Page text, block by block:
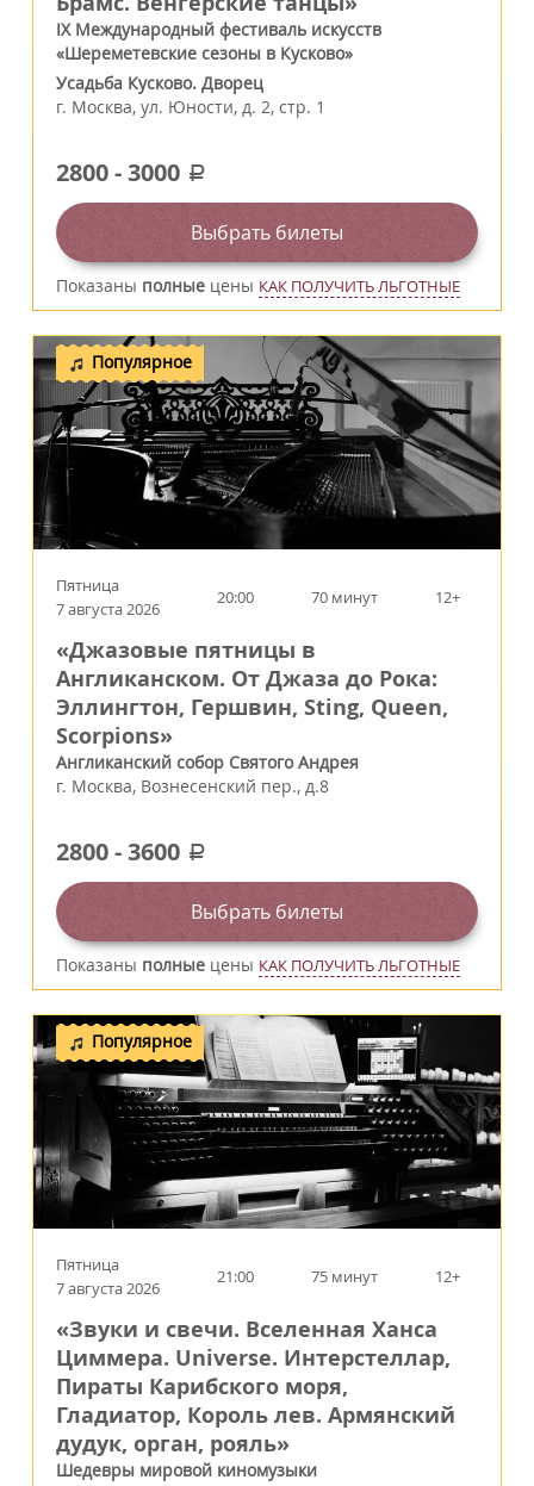
IX Международный фестиваль искусств
«Шереметевские сезоны в Кусково»
Усадьба Кусково. Дворец
г. Москва, ул. Юности, д. 2, стр. 1
2800-3000 a
Выбрать билеты
Показаны полные цены КАК ПОЛУЧИТЬ ЛЬГОТНЫЕ
Популярное
Пятница
7 августа 2026
20:00 70 минут 12+
«Джазовые пятницы в
Англиканском. От Джаза до Рока:
Эллингтон, Гершвин, Sting, Queen,
Scorpions»
Англиканский собор Святого Андрея
г. Москва, Вознесенский пер., д.8
2800-3600 a
Выбрать билеты
Показаны полные цены КАК ПОЛУЧИТЬ ЛЬГОТНЫЕ
Популярное
Пятница
7 августа 2026
21:00 75 минут 12+
«Звуки и свечи. Вселенная Ханса
Циммера. Universe. Интерстеллар,
Пираты Карибского моря,
Гладиатор, Король лев. Армянский
дудук, орган, рояль»
Шедевры мировой киномузыки